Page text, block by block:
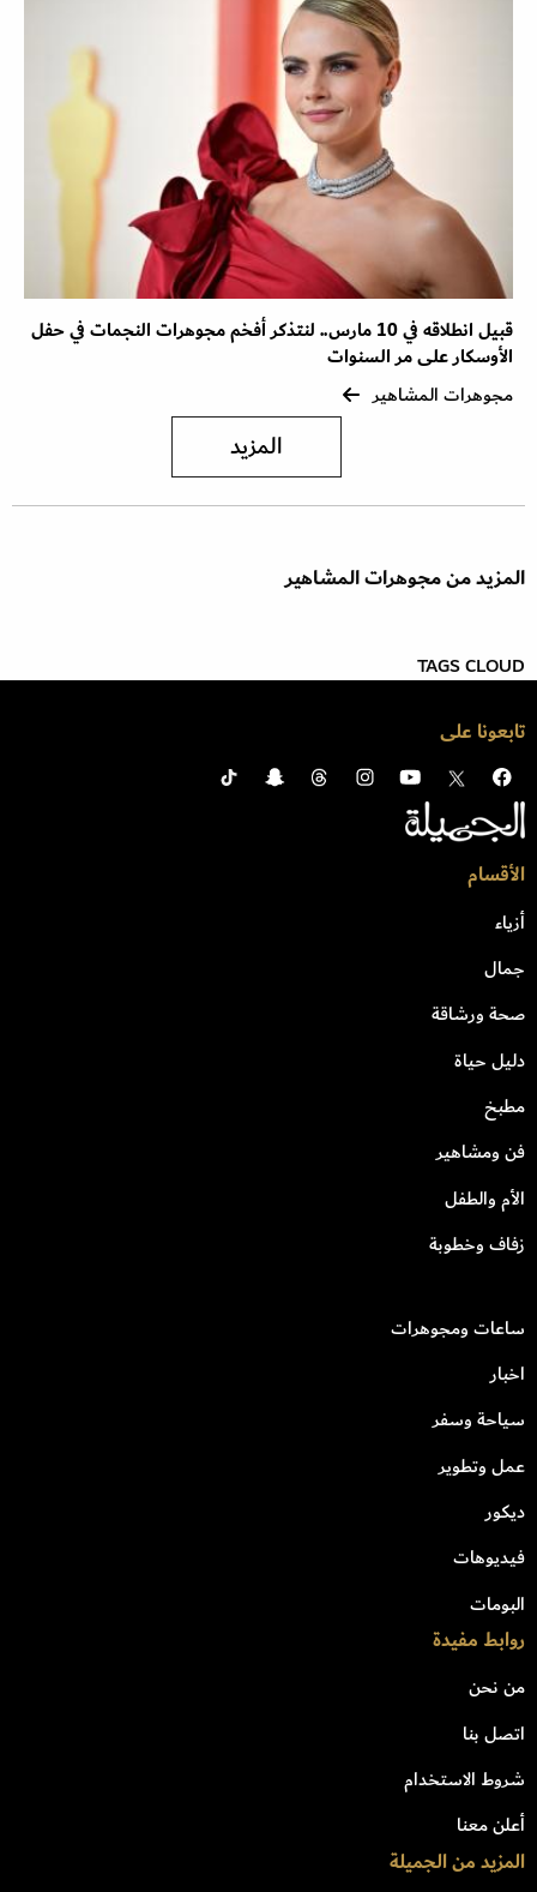
قبيل انطلاقه في 10 مارس.. لنتذكر أفخم مجوهرات النجمات في حفل
الأوسكار على مر السنوات
مجوهرات المشاهير
المزيد
المزيد من مجوهرات المشاهير
TAGS CLOUD
تابعونا على
الأقسام
أزياء
جمال
صحة ورشاقة
دليل حياة
مطبخ
فن ومشاهير
الأم والطفل
زفاف وخطوبة
ساعات ومجوهرات
اخبار
سياحة وسفر
عمل وتطوير
ديكور
فيديوهات
البومات
روابط مفيدة
من نحن
اتصل بنا
شروط الاستخدام
أعلن معنا
المزيد من الجميلة